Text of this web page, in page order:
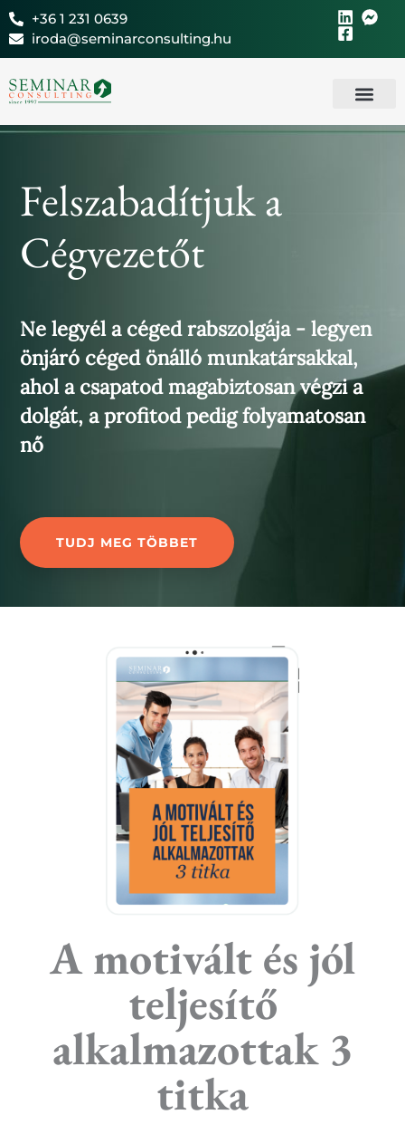
Skip
to
content
+36 1 231 0639
iroda@seminarconsulting.hu
Felszabadítjuk a
Cégvezetőt
Ne legyél a céged rabszolgája - legyen
önjáró céged önálló munkatársakkal,
ahol a csapatod magabiztosan végzi a
dolgát, a profitod pedig folyamatosan
nő
TUDJ MEG TÖBBET
A motivált és jól
teljesítő
alkalmazottak 3
titka